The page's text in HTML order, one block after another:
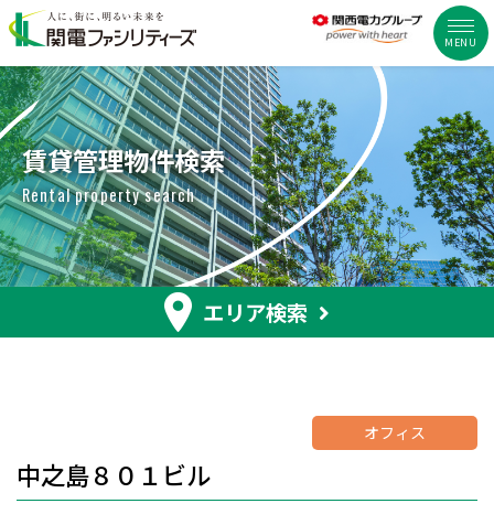
MENU
賃貸管理物件検索
Rental property search
エリア検索
中之島８０１ビル
オフィス